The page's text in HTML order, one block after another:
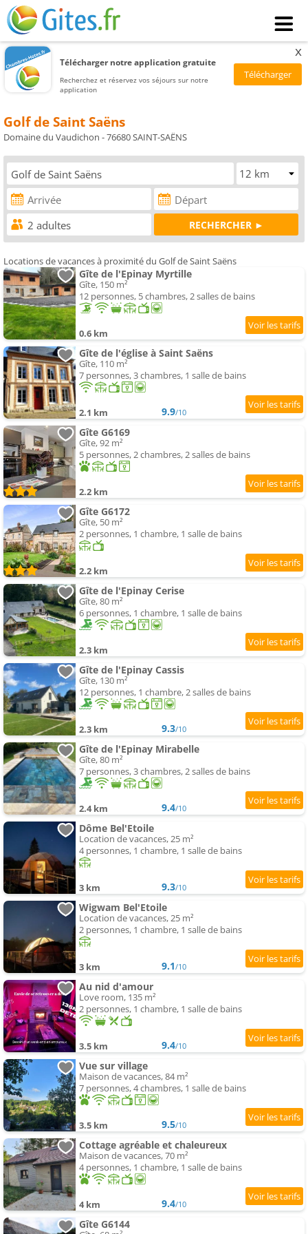
Télécharger notre application gratuite
Recherchez et réservez vos séjours sur notre
application
x
Golf de Saint Saëns
Domaine du Vaudichon - 76680 SAINT-SAËNS
Locations de vacances à proximité du Golf de Saint Saëns
Gîte de l'Epinay Myrtille
Gîte, 150 m²
12 personnes, 5 chambres, 2 salles de bains
0.6 km
Gîte de l'église à Saint Saëns
Gîte, 110 m²
7 personnes, 3 chambres, 1 salle de bains
2.1 km 9.9/10
Gîte G6169
Gîte, 92 m²
5 personnes, 2 chambres, 2 salles de bains
2.2 km
Gîte G6172
Gîte, 50 m²
2 personnes, 1 chambre, 1 salle de bains
2.2 km
Gîte de l'Epinay Cerise
Gîte, 80 m²
6 personnes, 1 chambre, 1 salle de bains
2.3 km
Gîte de l'Epinay Cassis
Gîte, 130 m²
12 personnes, 1 chambre, 2 salles de bains
2.3 km 9.3/10
Gîte de l'Epinay Mirabelle
Gîte, 80 m²
7 personnes, 3 chambres, 2 salles de bains
2.4 km 9.4/10
Dôme Bel'Etoile
Location de vacances, 25 m²
4 personnes, 1 chambre, 1 salle de bains
3 km 9.3/10
Wigwam Bel'Etoile
Location de vacances, 25 m²
2 personnes, 1 chambre, 1 salle de bains
3 km 9.1/10
Au nid d'amour
Love room, 135 m²
2 personnes, 1 chambre, 1 salle de bains
3.5 km 9.4/10
Vue sur village
Maison de vacances, 84 m²
7 personnes, 4 chambres, 1 salle de bains
3.5 km 9.5/10
Cottage agréable et chaleureux
Maison de vacances, 70 m²
4 personnes, 1 chambre, 1 salle de bains
4 km 9.4/10
Gîte G6144